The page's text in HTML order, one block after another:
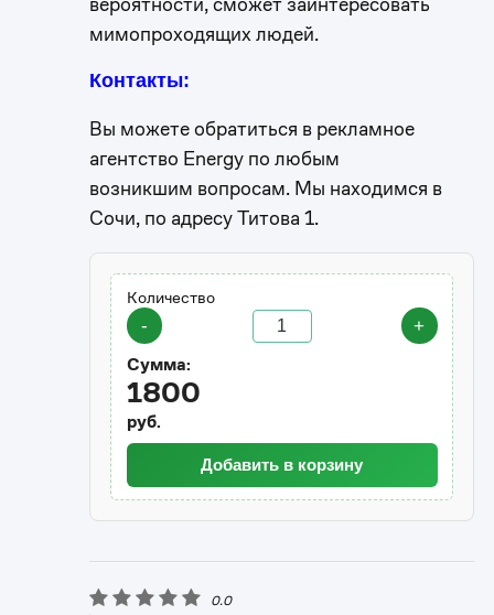
мимопроходящих людей.
Контакты:
Вы можете обратиться в рекламное
агентство Energy по любым
возникшим вопросам. Мы находимся в
Сочи, по адресу Титова 1.
Количество
-
+
Сумма:
1800
руб.
Добавить в корзину
0.0